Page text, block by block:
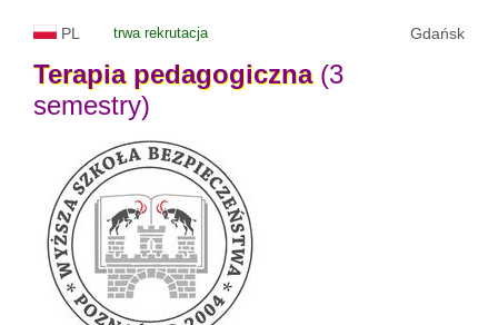
PL trwa rekrutacja Gdańsk
Terapia pedagogiczna(3
semestry)